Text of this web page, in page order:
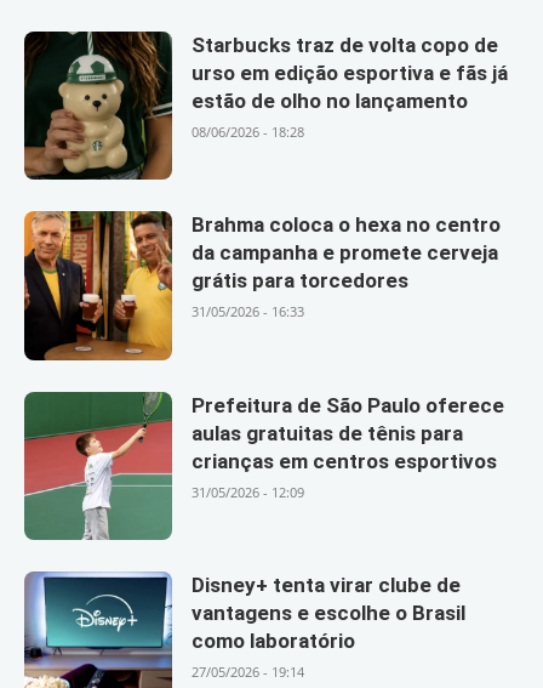
Starbucks traz de volta copo de
urso em edição esportiva e fãs já
estão de olho no lançamento
08/06/2026 - 18:28
Brahma coloca o hexa no centro
da campanha e promete cerveja
grátis para torcedores
31/05/2026 - 16:33
Prefeitura de São Paulo oferece
aulas gratuitas de tênis para
crianças em centros esportivos
31/05/2026 - 12:09
Disney+ tenta virar clube de
vantagens e escolhe o Brasil
como laboratório
27/05/2026 - 19:14